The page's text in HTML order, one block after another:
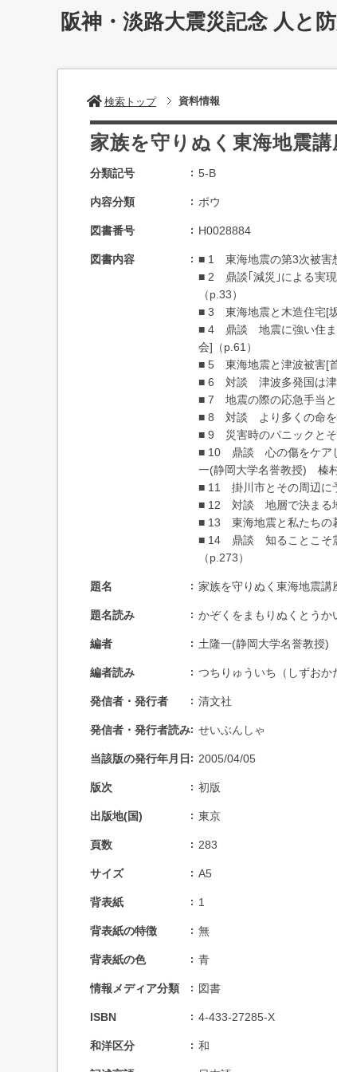
阪神・淡路大震災記念 人と
検索トップ 資料情報
家族を守りぬく東海地震講
分類記号 5-B
内容分類 ボウ
図書番号 H0028884
図書内容
■ 1 東海地震の第3次被害
■ 2 鼎談｢減災｣による実
（p.33）
■ 3 東海地震と木造住宅[
■ 4 鼎談 地震に強い住ま
会]（p.61）
■ 5 東海地震と津波被害[
■ 6 対談 津波多発国は津
■ 7 地震の際の応急手当と
■ 8 対談 より多くの命を
■ 9 災害時のパニックとそ
■ 10 鼎談 心の傷をケアし
一(静岡大学名誉教授) 榛
■ 11 掛川市とその周辺に
■ 12 対談 地層で決まる
■ 13 東海地震と私たちの
■ 14 鼎談 知ることこそ
（p.273）
題名 家族を守りぬく東海地震講
題名読み かぞくをまもりぬくとうか
編者 土隆一(静岡大学名誉教
編者読み つちりゅういち（しずお
発信者・発行者 清文社
発信者・発行者読み せいぶんしゃ
当該版の発行年月日 2005/04/05
版次 初版
出版地(国) 東京
頁数 283
サイズ A5
背表紙 1
背表紙の特徴 無
背表紙の色 青
情報メディア分類 図書
ISBN 4-433-27285-X
和洋区分 和